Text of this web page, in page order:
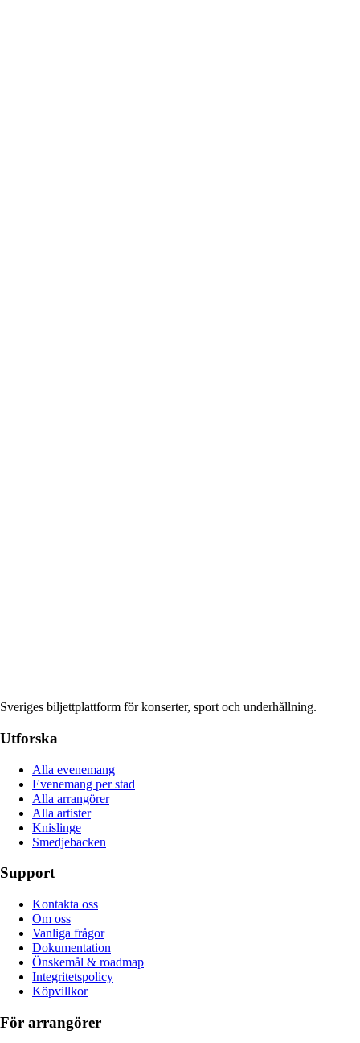
Sveriges biljettplattform för konserter, sport och underhållning.
Utforska
Alla evenemang
Evenemang per stad
Alla arrangörer
Alla artister
Knislinge
Smedjebacken
Support
Kontakta oss
Om oss
Vanliga frågor
Dokumentation
Önskemål & roadmap
Integritetspolicy
Köpvillkor
För arrangörer